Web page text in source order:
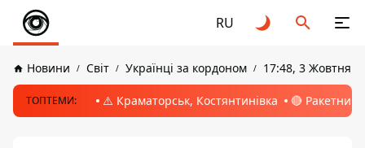
RU
Новини Світ Українці за кордоном 17:48, 3 Жовтня
ТОПТЕМИ: ⚠️ Краматорськ, Костянтинівка 🔴 Ракетний